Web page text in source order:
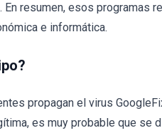
resumen, esos programas
e informática.
propagan el virus
es muy probable que se